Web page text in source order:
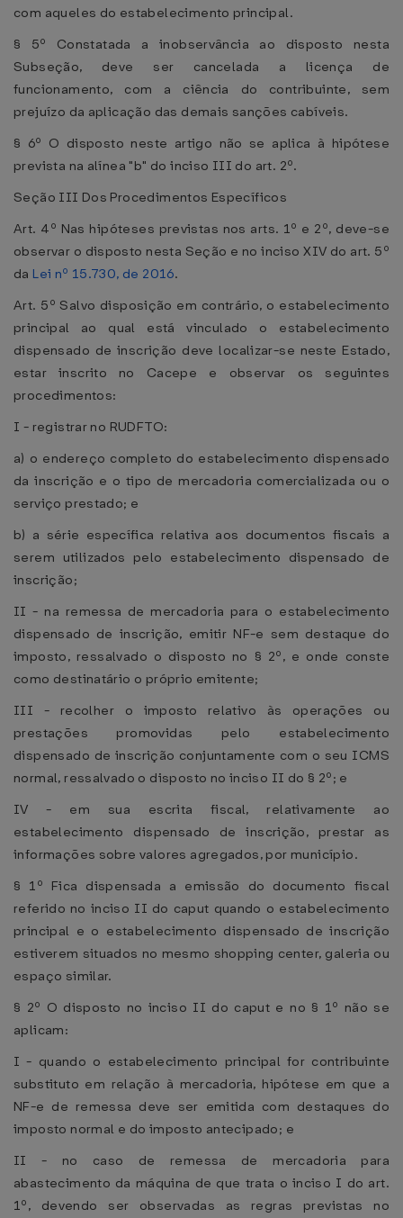
com aqueles do estabelecimento principal.
§ 5º Constatada a inobservância ao disposto nesta
Subseção, deve ser cancelada a licença de
funcionamento, com a ciência do contribuinte, sem
prejuízo da aplicação das demais sanções cabíveis.
§ 6º O disposto neste artigo não se aplica à hipótese
prevista na alínea "b" do inciso III do art. 2º.
Seção III Dos Procedimentos Específicos
Art. 4º Nas hipóteses previstas nos arts. 1º e 2º, deve-se
observar o disposto nesta Seção e no inciso XIV do art. 5º
da Lei nº 15.730, de 2016.
Art. 5º Salvo disposição em contrário, o estabelecimento
principal ao qual está vinculado o estabelecimento
dispensado de inscrição deve localizar-se neste Estado,
estar inscrito no Cacepe e observar os seguintes
procedimentos:
I - registrar no RUDFTO:
a) o endereço completo do estabelecimento dispensado
da inscrição e o tipo de mercadoria comercializada ou o
serviço prestado; e
b) a série específica relativa aos documentos fiscais a
serem utilizados pelo estabelecimento dispensado de
inscrição;
II - na remessa de mercadoria para o estabelecimento
dispensado de inscrição, emitir NF-e sem destaque do
imposto, ressalvado o disposto no § 2º, e onde conste
como destinatário o próprio emitente;
III - recolher o imposto relativo às operações ou
prestações promovidas pelo estabelecimento
dispensado de inscrição conjuntamente com o seu ICMS
normal, ressalvado o disposto no inciso II do § 2º; e
IV - em sua escrita fiscal, relativamente ao
estabelecimento dispensado de inscrição, prestar as
informações sobre valores agregados, por município.
§ 1º Fica dispensada a emissão do documento fiscal
referido no inciso II do caput quando o estabelecimento
principal e o estabelecimento dispensado de inscrição
estiverem situados no mesmo shopping center, galeria ou
espaço similar.
§ 2º O disposto no inciso II do caput e no § 1º não se
aplicam:
I - quando o estabelecimento principal for contribuinte
substituto em relação à mercadoria, hipótese em que a
NF-e de remessa deve ser emitida com destaques do
imposto normal e do imposto antecipado; e
II - no caso de remessa de mercadoria para
abastecimento da máquina de que trata o inciso I do art.
1º, devendo ser observadas as regras previstas no